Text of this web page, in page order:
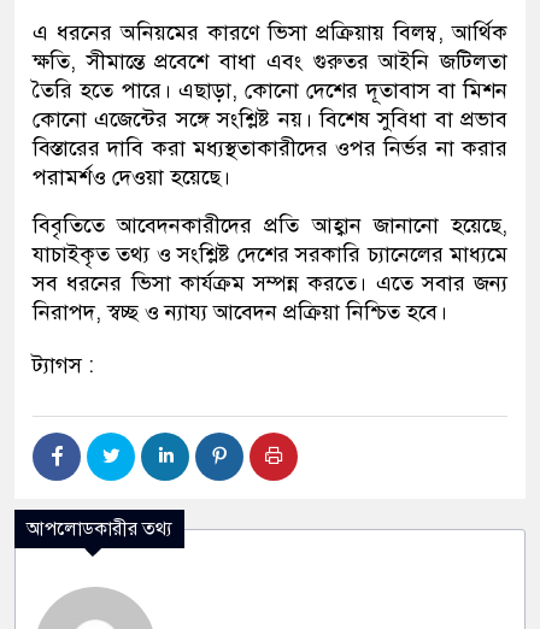
এ ধরনের অনিয়মের কারণে ভিসা প্রক্রিয়ায় বিলম্ব, আর্থিক
ক্ষতি, সীমান্তে প্রবেশে বাধা এবং গুরুতর আইনি জটিলতা
তৈরি হতে পারে। এছাড়া, কোনো দেশের দূতাবাস বা মিশন
কোনো এজেন্টের সঙ্গে সংশ্লিষ্ট নয়। বিশেষ সুবিধা বা প্রভাব
বিস্তারের দাবি করা মধ্যস্থতাকারীদের ওপর নির্ভর না করার
পরামর্শও দেওয়া হয়েছে।
বিবৃতিতে আবেদনকারীদের প্রতি আহ্বান জানানো হয়েছে,
যাচাইকৃত তথ্য ও সংশ্লিষ্ট দেশের সরকারি চ্যানেলের মাধ্যমে
সব ধরনের ভিসা কার্যক্রম সম্পন্ন করতে। এতে সবার জন্য
নিরাপদ, স্বচ্ছ ও ন্যায্য আবেদন প্রক্রিয়া নিশ্চিত হবে।
ট্যাগস :
আপলোডকারীর তথ্য